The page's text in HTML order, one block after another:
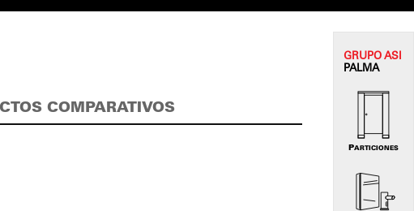
COMPARATIVOS
GRUPOASI
PALMA
PARTICIONES